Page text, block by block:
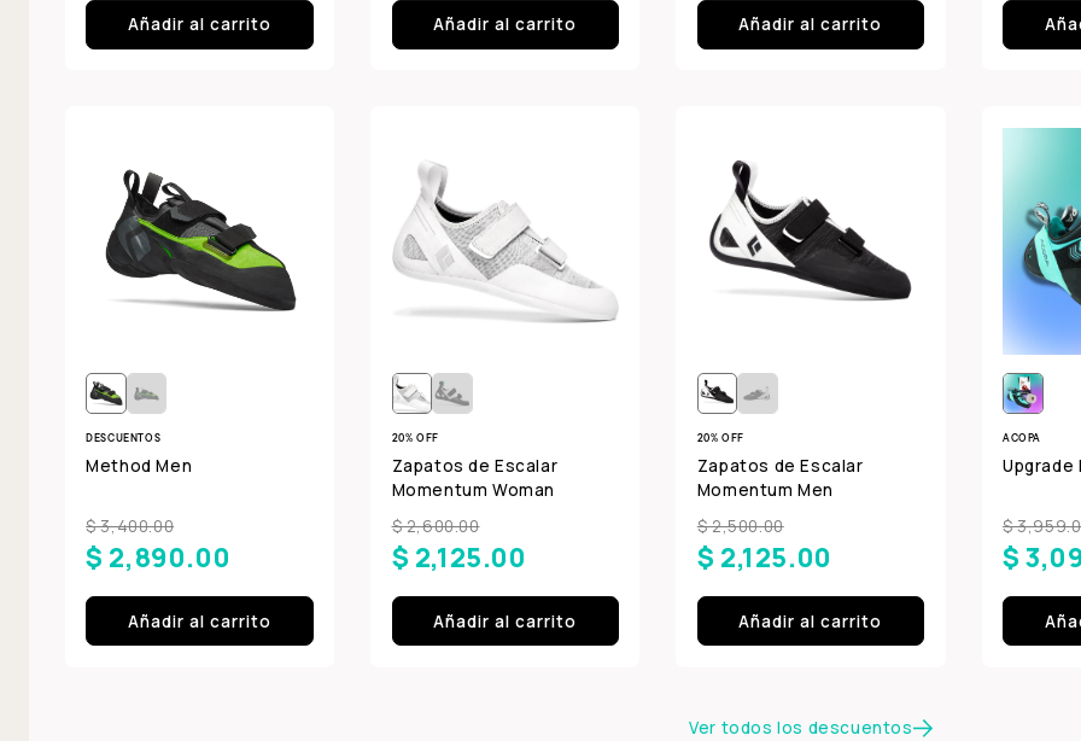
Añadir al carrito Añadir al carrito Añadir al carrito
DESCUENTOS
Method Men
$ 3,400.00
$ 2,890.00
Añadir al carrito
20% OFF
Zapatos de Escalar
Momentum Woman
$ 2,600.00
$ 2,125.00
Añadir al carrito
20% OFF
Zapatos de Escalar
Momentum Men
$ 2,500.00
$ 2,125.00
Añadir al carrito
ACOPA
Upgrade
$
$
Ver todos los descuentos